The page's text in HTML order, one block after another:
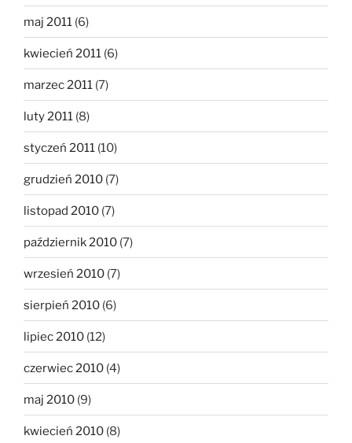
maj 2011 (6)
kwiecień 2011 (6)
marzec 2011 (7)
luty 2011 (8)
styczeń 2011 (10)
grudzień 2010 (7)
listopad 2010 (7)
październik 2010 (7)
wrzesień 2010 (7)
sierpień 2010 (6)
lipiec 2010 (12)
czerwiec 2010 (4)
maj 2010 (9)
kwiecień 2010 (8)